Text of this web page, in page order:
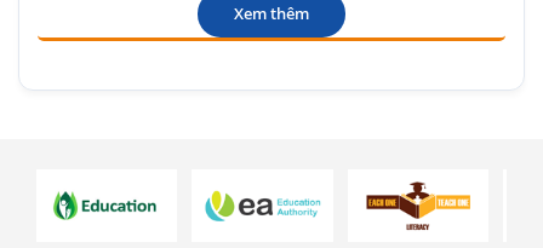
Xem thêm